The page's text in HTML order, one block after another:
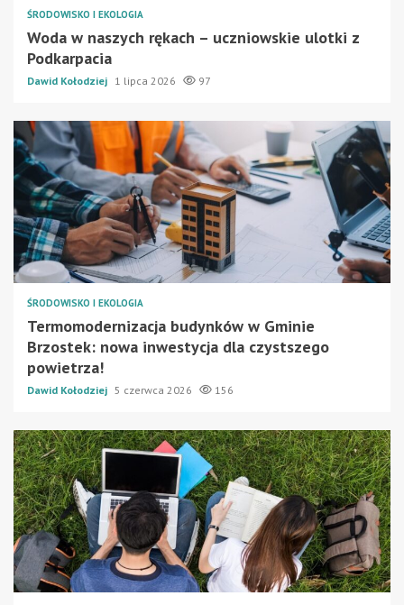
ŚRODOWISKO I EKOLOGIA
Woda w naszych rękach – uczniowskie ulotki z
Podkarpacia
Dawid Kołodziej 1 lipca 2026 97
ŚRODOWISKO I EKOLOGIA
Termomodernizacja budynków w Gminie
Brzostek: nowa inwestycja dla czystszego
powietrza!
Dawid Kołodziej 5 czerwca 2026 156